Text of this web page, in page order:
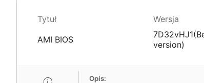
Tytuł Wersja
AMI BIOS
version)
Opis: